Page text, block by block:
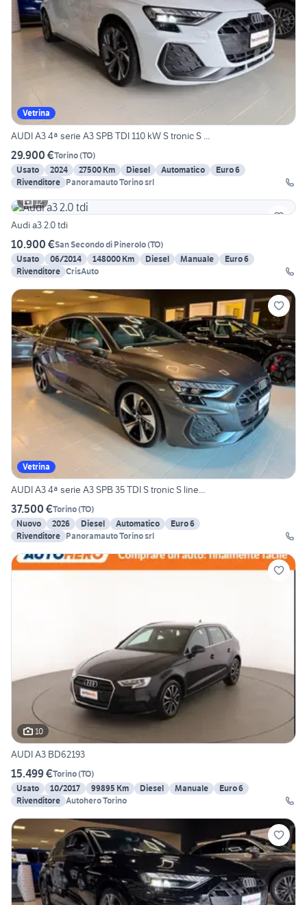
Vetrina
AUDI A3 4ª serie A3 SPB TDI 110 kW S tronic S ...
29.900 €Torino(TO)
Usato
2024 27500 Km Diesel Automatico
Euro 6
Rivenditore Panoramauto Torino srl
12
Audi a3 2.0 tdi
10.900 €San Secondo di Pinerolo(TO)
Usato
06/2014 148000 Km Diesel Manuale
Euro 6
Rivenditore CrisAuto
Vetrina
AUDI A3 4ª serie A3 SPB 35 TDI S tronic S line...
37.500 €Torino(TO)
Nuovo
2026 Diesel Automatico
Euro 6
Rivenditore Panoramauto Torino srl
10
AUDI A3 BD62193
15.499 €Torino(TO)
Usato
10/2017 99895 Km Diesel Manuale
Euro 6
Rivenditore Autohero Torino